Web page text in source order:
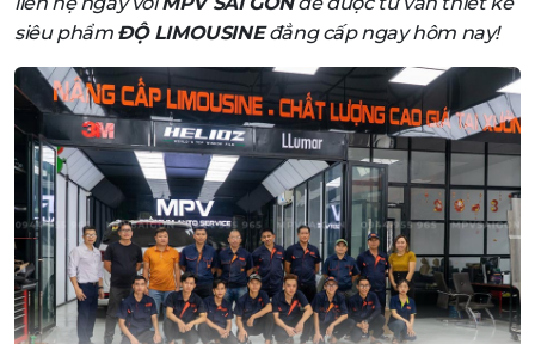
siêu phẩm ĐỘ LIMOUSINEđẳng cấp ngay hôm nay!